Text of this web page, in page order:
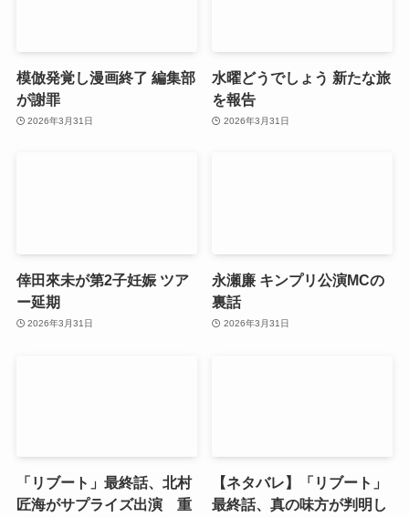
模倣発覚し漫画終了 編集部
が謝罪
2026年3月31日
水曜どうでしょう 新たな旅
を報告
2026年3月31日
倖田來未が第2子妊娠 ツア
ー延期
2026年3月31日
永瀬廉 キンプリ公演MCの
裏話
2026年3月31日
「リブート」最終話、北村
匠海がサプライズ出演 重
【ネタバレ】「リブート」
最終話、真の味方が判明し